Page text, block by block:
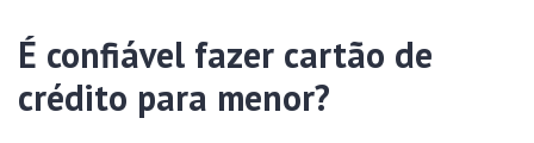
É confiável fazer cartão de
crédito para menor?